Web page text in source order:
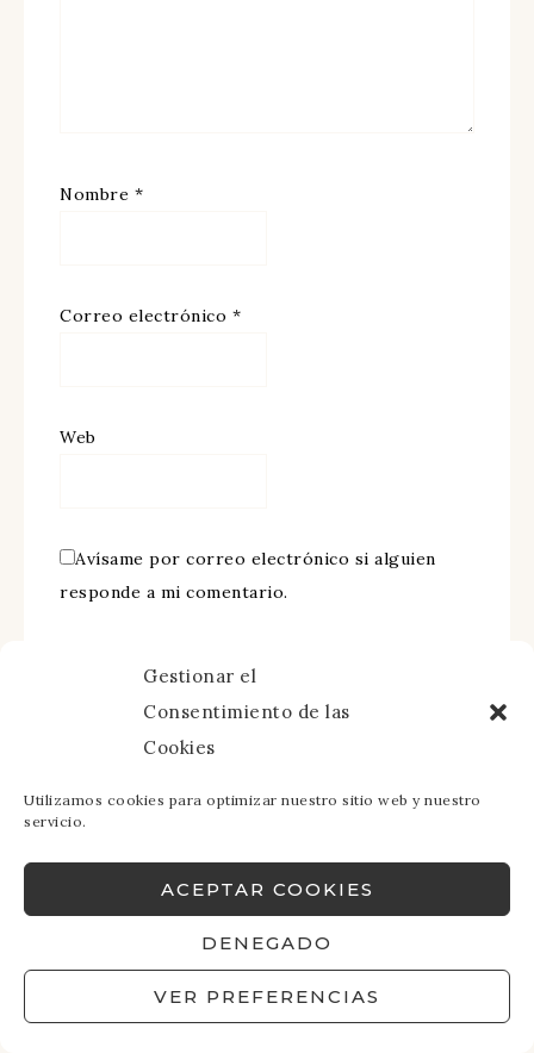
Gestionar el
Consentimiento de las
Cookies
Utilizamos cookies para optimizar nuestro sitio web y nuestro
servicio.
ACEPTAR COOKIES
DENEGADO
VER PREFERENCIAS
Nombre *
Correo electrónico *
Web
Avísame por correo electrónico si alguien
responde a mi comentario.
DESCUENTOSPARA TUS
VIAJES
⬇⬇⬇